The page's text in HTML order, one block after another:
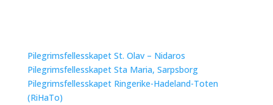
Pilegrimsfellesskapet St. Olav – Nidaros
Pilegrimsfellesskapet Sta Maria, Sarpsborg
Pilegrimsfellesskapet Ringerike-Hadeland-Toten
(RiHaTo)